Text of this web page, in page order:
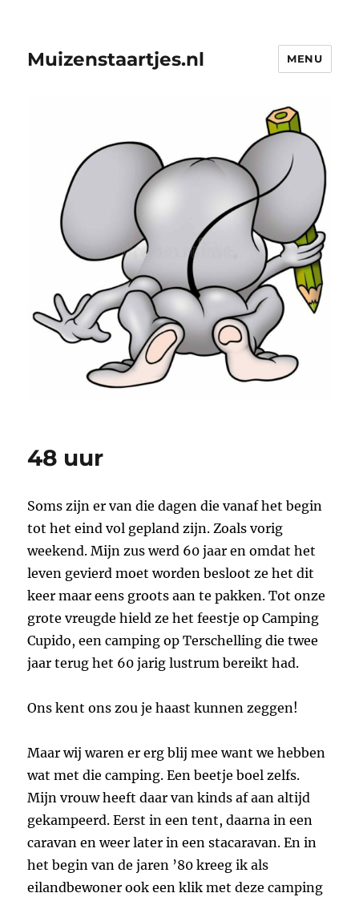
Muizenstaartjes.nl MENU
48 uur
Soms zijn er van die dagen die vanaf het begin
tot het eind vol gepland zijn. Zoals vorig
weekend. Mijn zus werd 60 jaar en omdat het
leven gevierd moet worden besloot ze het dit
keer maar eens groots aan te pakken. Tot onze
grote vreugde hield ze het feestje op Camping
Cupido, een camping op Terschelling die twee
jaar terug het 60 jarig lustrum bereikt had.
Ons kent ons zou je haast kunnen zeggen!
Maar wij waren er erg blij mee want we hebben
wat met die camping. Een beetje boel zelfs.
Mijn vrouw heeft daar van kinds af aan altijd
gekampeerd. Eerst in een tent, daarna in een
caravan en weer later in een stacaravan. En in
het begin van de jaren ’80 kreeg ik als
eilandbewoner ook een klik met deze camping